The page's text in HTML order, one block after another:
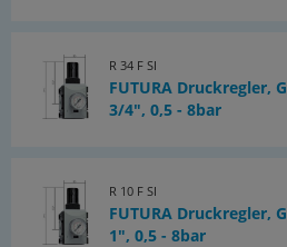
R 34 F SI
FUTURA Druckregler, G
3/4", 0,5 - 8bar
R 10 F SI
FUTURA Druckregler, G
1", 0,5 - 8bar